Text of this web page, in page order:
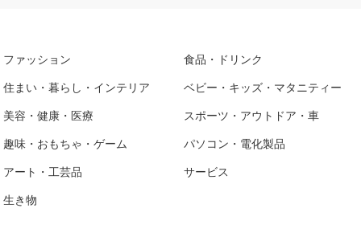
ファッション 食品・ドリンク
住まい・暮らし・インテリア ベビー・キッズ・マタニティー
美容・健康・医療 スポーツ・アウトドア・車
趣味・おもちゃ・ゲーム パソコン・電化製品
アート・工芸品 サービス
生き物